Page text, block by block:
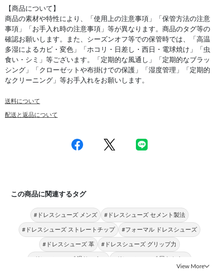
【商品について】
商品の素材や特性により、「使用上の注意事項」「保管方法の注意
事項」「お手入れ時の注意事項」等が異なります。商品のタグ等の
確認お願いします。また、シーズンオフ等での保管時では、「高温
多湿によるカビ・変色」「ホコリ・日差し・西日・電球焼け」「虫
食い・シミ」等ございます。「定期的な風通し」「定期的なブラッ
シング」「クローゼットや布掛けでの保護」「湿度管理」「定期的
なクリーニング」等お手入れをお願いします。
送料について
配送と返品について
この商品に関連するタグ
#ドレスシューズ メンズ #ドレスシューズ セメント製法
#ドレスシューズ ストレートチップ #フォーマル ドレスシューズ
#ドレスシューズ 革 #ドレスシューズ グリップ力
#ドレスシューズ 滑りにくい #ドレスシューズ 履きやすい
View More